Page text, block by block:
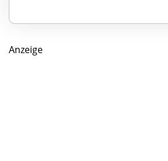
Anzeige